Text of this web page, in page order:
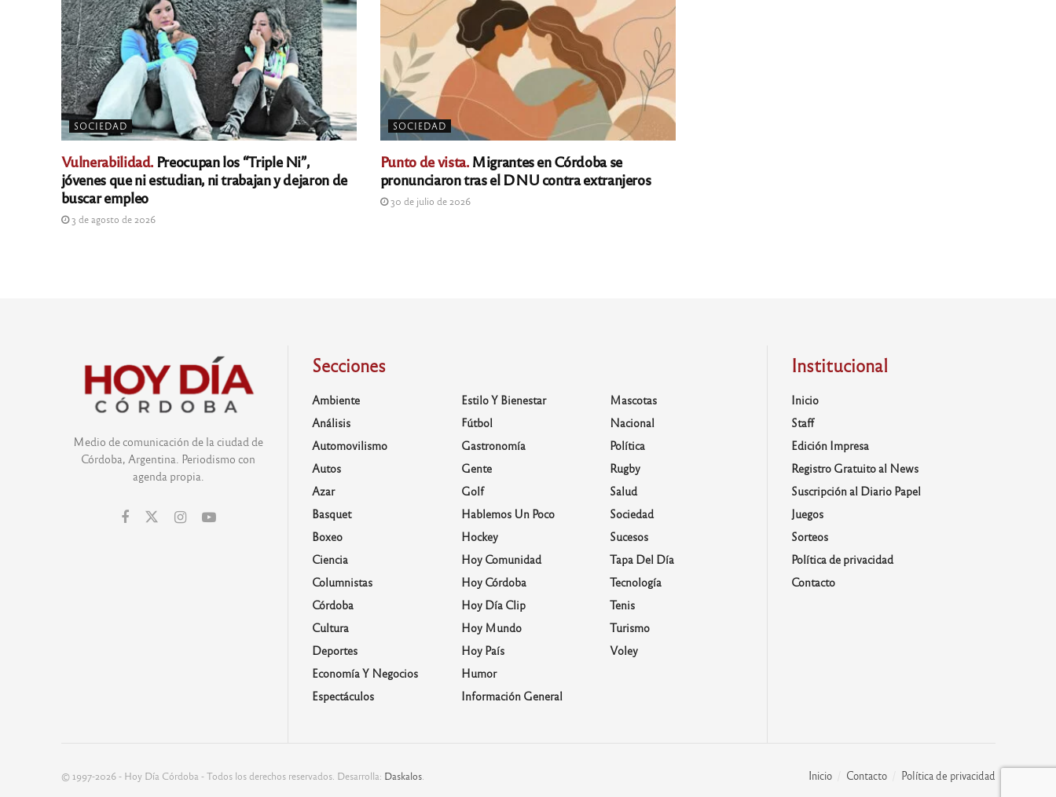
SOCIEDAD
Vulnerabilidad. Preocupan los “Triple Ni”,
jóvenes que ni estudian, ni trabajan y dejaron de
buscar empleo
3 de agosto de 2026
SOCIEDAD
Punto de vista.Migrantes en Córdoba se
pronunciaron tras el DNU contra extranjeros
30 de julio de 2026
Medio de comunicación de la ciudad de
Córdoba, Argentina. Periodismo con
agenda propia.
Secciones
Ambiente
Análisis
Automovilismo
Autos
Azar
Basquet
Boxeo
Ciencia
Columnistas
Córdoba
Cultura
Deportes
Economía Y Negocios
Espectáculos
Estilo Y Bienestar
Fútbol
Gastronomía
Gente
Golf
Hablemos Un Poco
Hockey
Hoy Comunidad
Hoy Córdoba
Hoy Día Clip
Hoy Mundo
Hoy País
Humor
Información General
Mascotas
Nacional
Política
Rugby
Salud
Sociedad
Sucesos
Tapa Del Día
Tecnología
Tenis
Turismo
Voley
Institucional
Inicio
Staff
Edición Impresa
Registro Gratuito al News
Suscripción al Diario Papel
Juegos
Sorteos
Política de privacidad
Contacto
Inicio Contacto Política de privacidad
© 1997-2026 - Hoy Día Córdoba - Todos los derechos reservados. Desarrolla: Daskalos.